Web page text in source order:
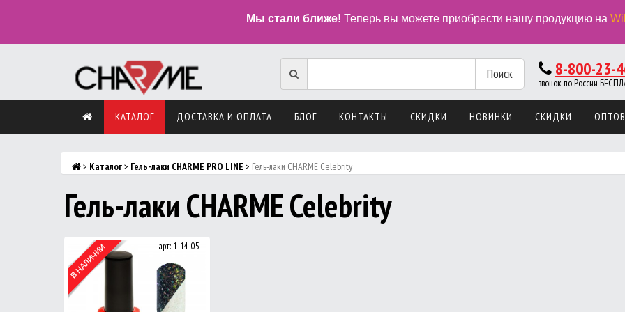
Мы стали ближе! Теперь вы можете приобрести нашу продукцию на
Поиск 8-800-23-
звонок по России
КАТАЛОГ ДОСТАВКА И ОПЛАТА БЛОГ КОНТАКТЫ СКИДКИ НОВИНКИ СКИДКИ
> Каталог> Гель-лаки CHARME PRO LINE > Гель-лаки CHARME Celebrity
Гель-лаки CHARME Celebrity
арт: 1-14-05